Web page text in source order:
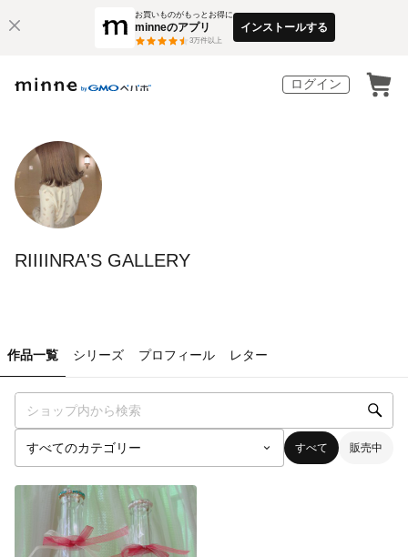
お買いものがもっとお得に
minneのアプリ
3万件以上
インストールする
ログイン
RIIIINRA'S GALLERY
作品一覧 シリーズ プロフィール レター
すべて 販売中